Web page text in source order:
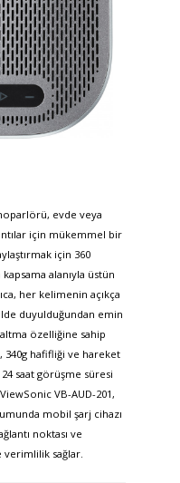
evde veya
için mükemmel bir
için 360
alanıyla üstün
her kelimenin açıkça
duyulduğundan emin
özelliğine sahip
hafifliği ve hareket
saat görüşme süresi
VB-AUD-201,
mobil şarj cihazı
noktası ve
verimlilik sağlar.